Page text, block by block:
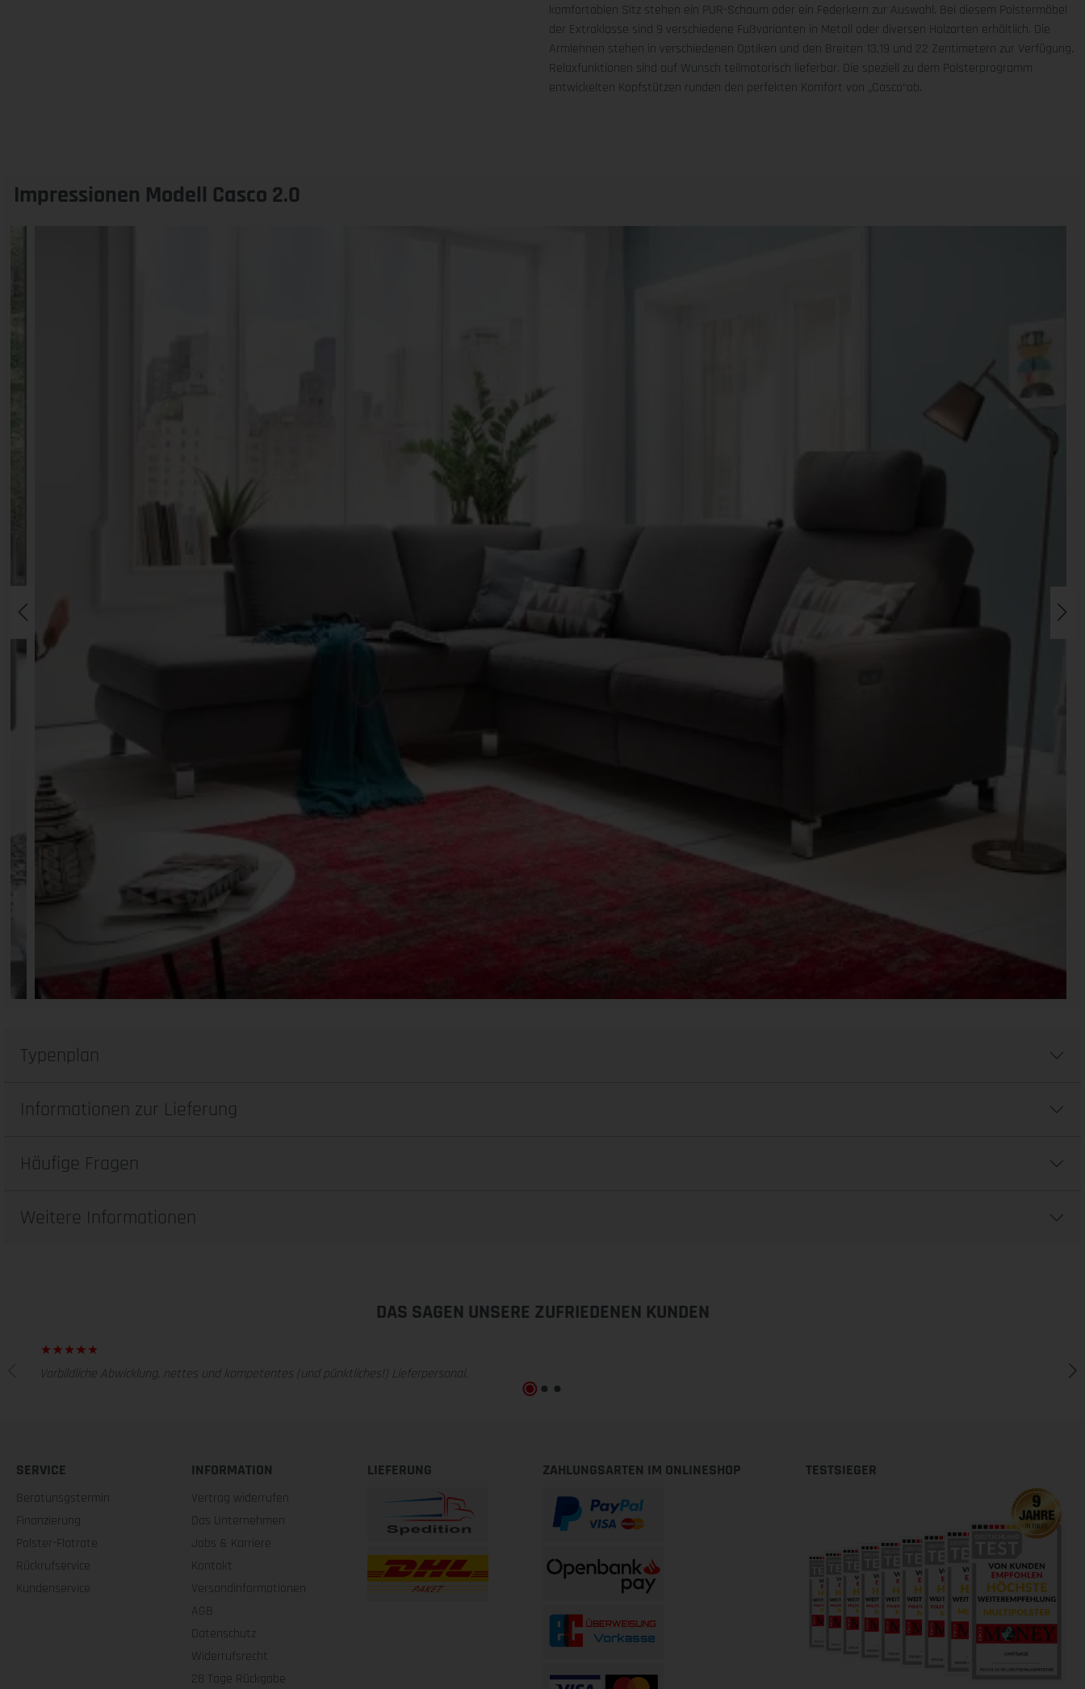
komfortablen Sitz stehen ein PUR-Schaum oder ein Federkern zur Auswahl. Bei diesem Polstermöbel
der Extraklasse sind 9 verschiedene Fußvarianten in Metall oder diversen Holzarten erhältlich. Die
Armlehnen stehen in verschiedenen Optiken und den Breiten 13,19 und 22 Zentimetern zur Verfügung.
Relaxfunktionen sind auf Wunsch teilmotorisch lieferbar. Die speziell zu dem Polsterprogramm
entwickelten Kopfstützen runden den perfekten Komfort von „Casco“ab.
Impressionen Modell Casco 2.0
Typenplan
Informationen zur Lieferung
Häufige Fragen
Weitere Informationen
DAS SAGEN UNSERE ZUFRIEDENEN KUNDEN
Vorbildliche Abwicklung, nettes und kompetentes (und pünktliches!) Lieferpersonal.
SERVICE
Beratunsgstermin
Finanzierung
Polster-Flatrate
Rückrufservice
Kundenservice
INFORMATION
Vertrag widerrufen
Das Unternehmen
Jobs & Karriere
Kontakt
Versandinformationen
AGB
Datenschutz
Widerrufsrecht
28 Tage Rückgabe
LIEFERUNG ZAHLUNGSARTEN IM ONLINESHOP TESTSIEGER